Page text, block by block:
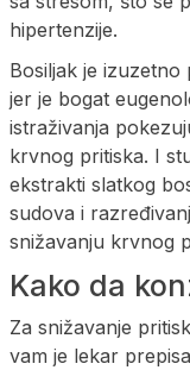
hipertenzije.
Bosiljak je
jer je bogat
istraživanja
krvnog pritiska. I
ekstrakti slatkog
sudova i
snižavanju krvnog
Kako da
Za snižavanje
vam je lekar